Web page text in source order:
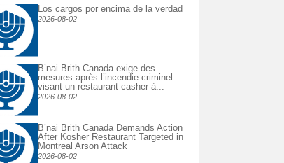
Los cargos por encima de la verdad
2026-08-02
B’nai Brith Canada exige des
mesures après l’incendie criminel
visant un restaurant casher à...
2026-08-02
B’nai Brith Canada Demands Action
After Kosher Restaurant Targeted in
Montreal Arson Attack
2026-08-02